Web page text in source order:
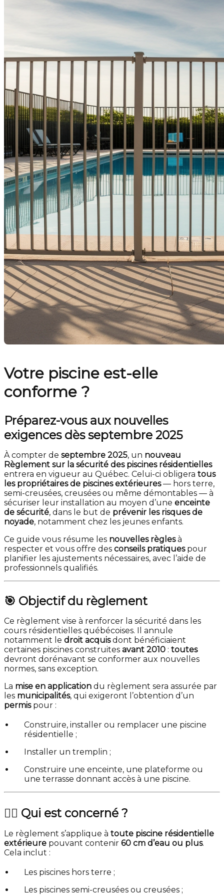
Votre piscine est-elle
conforme ?
Préparez-vous aux nouvelles
exigences dès septembre 2025
À compter de septembre 2025, un nouveau
Règlement sur la sécurité des piscines résidentielles
entrera en vigueur au Québec. Celui-ci obligera tous
les propriétaires de piscines extérieures— hors terre,
semi-creusées, creusées ou même démontables — à
sécuriser leur installation au moyen d’une enceinte
de sécurité, dans le but de prévenir les risques de
noyade, notamment chez les jeunes enfants.
Ce guide vous résume les nouvelles règlesà
respecter et vous offre des conseils pratiquespour
planifier les ajustements nécessaires, avec l’aide de
professionnels qualifiés.
🎯 Objectif du règlement
Ce règlement vise à renforcer la sécurité dans les
cours résidentielles québécoises. Il annule
notamment le droit acquisdont bénéficiaient
certaines piscines construites avant 2010 : toutes
devront dorénavant se conformer aux nouvelles
normes, sans exception.
La mise en application du règlement sera assurée par
les municipalités, qui exigeront l’obtention d’un
permispour :
Construire, installer ou remplacer une piscine
résidentielle ;
Installer un tremplin ;
Construire une enceinte, une plateforme ou
une terrasse donnant accès à une piscine.
🏊‍♂️ Qui est concerné ?
Le règlement s’applique à toute piscine résidentielle
extérieure pouvant contenir 60 cm d’eau ou plus.
Cela inclut :
Les piscines hors terre ;
Les piscines semi-creusées ou creusées ;